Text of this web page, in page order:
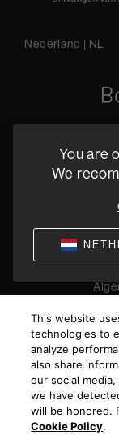
Nederland | NL
© 2026 Harman
You are
We
This website
technologies to
analyze
also share
our social
we have
will be honored.
Cookie Policy.